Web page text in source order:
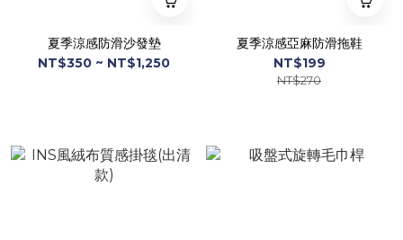
夏季涼感防滑沙發墊
NT$350 ~ NT$1,250
夏季涼感亞麻防滑拖鞋
NT$199
NT$270